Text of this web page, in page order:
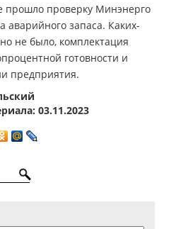
прошло проверку Минэнерго
аварийного запаса. Каких-
не было, комплектация
готовности и
предприятия.
03.11.2023